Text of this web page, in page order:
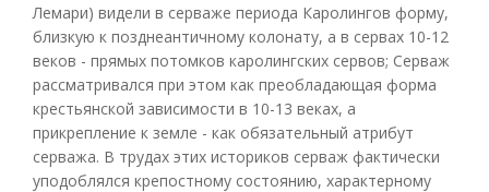
Лемари) видели в серваже периода Каролингов форму,
близкую к позднеантичному колонату, а в сервах 10-12
веков - прямых потомков каролингских сервов; Серваж
рассматривался при этом как преобладающая форма
крестьянской зависимости в 10-13 веках, а
прикрепление к земле - как обязательный атрибут
серважа. В трудах этих историков серваж фактически
уподоблялся крепостному состоянию, характерному